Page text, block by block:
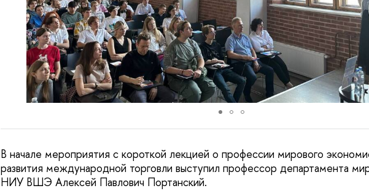
В начале мероприятия с короткой лекцией о профессии мирового
развития международной торговли выступил профессор департамента
НИУ ВШЭ Алексей Павлович Портанский.